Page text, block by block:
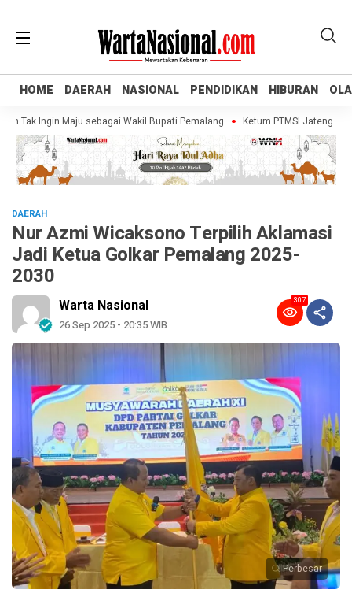
HOME DAERAH NASIONAL PENDIDIKAN HIBURAN
HOME DAERAH NASIONAL PENDIDIKAN HIBURAN
Ingin Maju sebagai Wakil Bupati Pemalang Ketum PTMSI Jateng Tinjau
DAERAH
Nur Azmi Wicaksono Terpilih Aklamasi
Jadi Ketua Golkar Pemalang 2025-
2030
Warta Nasional
26 Sep 2025 - 20:35 WIB
307
Perbesar